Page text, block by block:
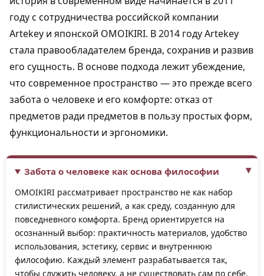
году с сотрудничества российской компании
Artekey и японской OMOIKIRI. В 2014 году Artekey
стала правообладателем бренда, сохранив и развив
его сущность. В основе подхода лежит убеждение,
что современное пространство — это прежде всего
забота о человеке и его комфорте: отказ от
предметов ради предметов в пользу простых форм,
функциональности и эргономики.
Забота о человеке как основа философии
OMOIKIRI рассматривает пространство не как набор
стилистических решений, а как среду, созданную для
повседневного комфорта. Бренд ориентируется на
осознанный выбор: практичность материалов, удобство
использования, эстетику, сервис и внутреннюю
философию. Каждый элемент разрабатывается так,
чтобы служить человеку, а не существовать сам по себе.